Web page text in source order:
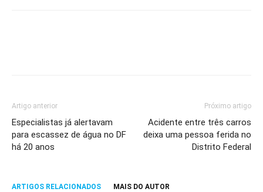
Artigo anterior
Especialistas já alertavam
para escassez de água no DF
há 20 anos
Próximo artigo
Acidente entre três carros
deixa uma pessoa ferida no
Distrito Federal
ARTIGOS RELACIONADOS MAIS DO AUTOR